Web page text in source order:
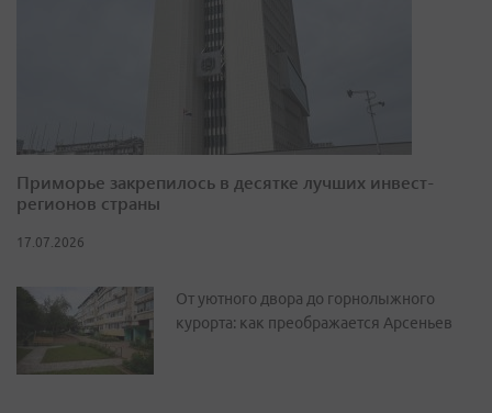
Приморье закрепилось в десятке лучших инвест-
регионов страны
17.07.2026
От уютного двора до горнолыжного
курорта: как преображается Арсеньев